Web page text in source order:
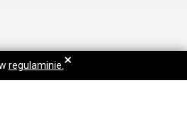
regulaminie. ×